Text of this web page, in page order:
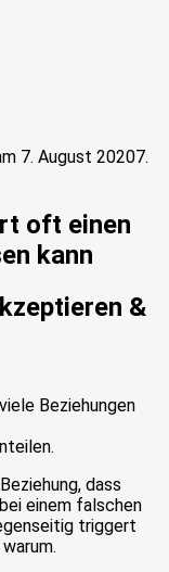
7. August 20207.
oft einen
kann
&
Beziehungen
dass
einem falschen
triggert